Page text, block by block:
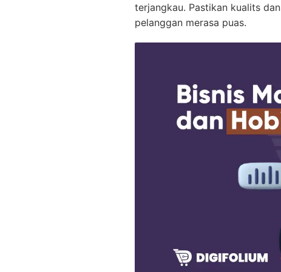
terjangkau. Pastikan kualits
pelanggan merasa puas.